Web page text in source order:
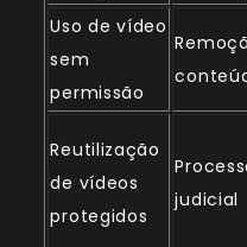
Uso de vídeo
sem
permissão
Reutilização
de vídeos
protegidos
judicial